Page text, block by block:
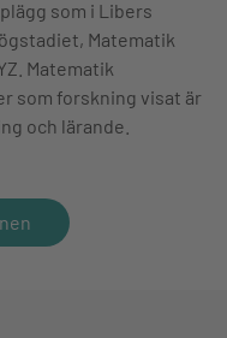
som i Libers
Matematik
Matematik
som forskning visat är
och lärande.